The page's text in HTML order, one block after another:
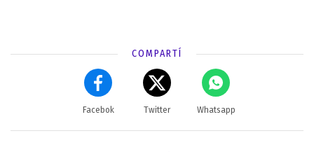
COMPARTÍ
Facebok Twitter Whatsapp